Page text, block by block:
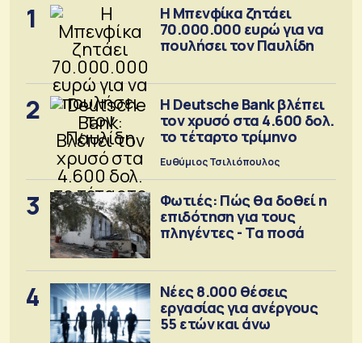
1
Η Μπενφίκα ζητάει
70.000.000 ευρώ για να
πουλήσει τον Παυλίδη
2
Η Deutsche Bank βλέπει
τον χρυσό στα 4.600 δολ.
το τέταρτο τρίμηνο
Ευθύμιος Τσιλιόπουλος
3
Φωτιές: Πώς θα δοθεί η
επιδότηση για τους
πληγέντες - Τα ποσά
4
Νέες 8.000 θέσεις
εργασίας για ανέργους
55 ετών και άνω